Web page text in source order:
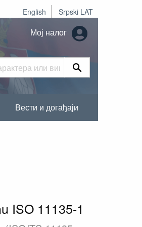
English Srpski LAT
Мој налог
Вести и догађаји
ISO 11135-1